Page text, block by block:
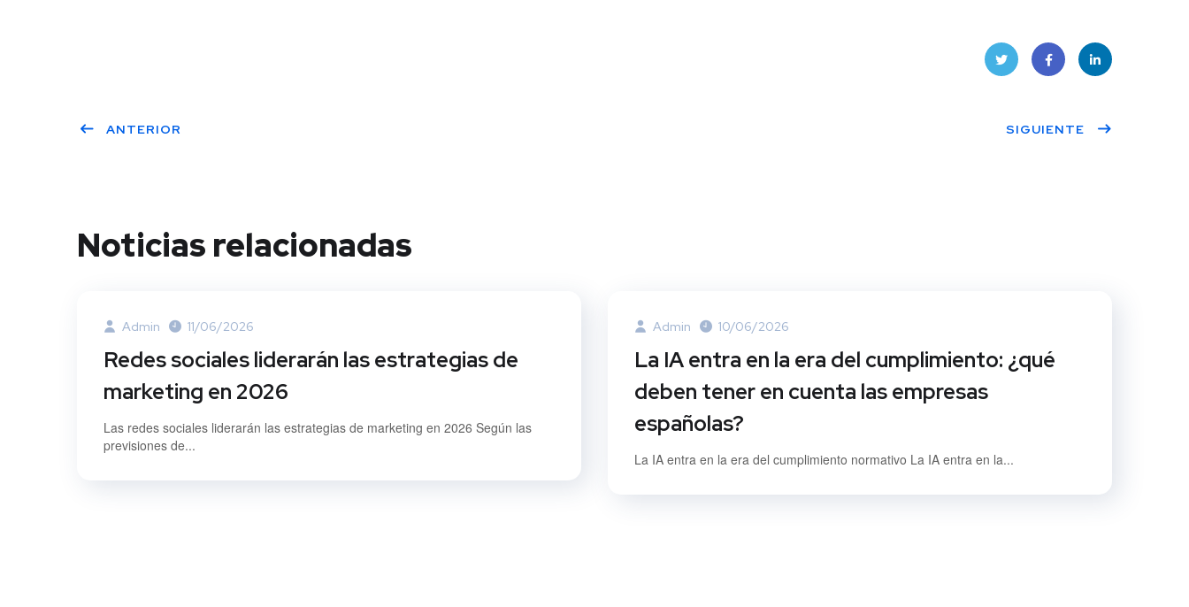
er book dIn
ANTERIOR SIGUIENTE
Noticias relacionadas
Admin 11/06/2026
Redes sociales liderarán las estrategias de
marketing en 2026
Las redes sociales liderarán las estrategias de marketing en 2026 Según las
previsiones de...
Admin 10/06/2026
La IA entra en la era del cumplimiento: ¿qué
deben tener en cuenta las empresas
españolas?
La IA entra en la era del cumplimiento normativo La IA entra en la...